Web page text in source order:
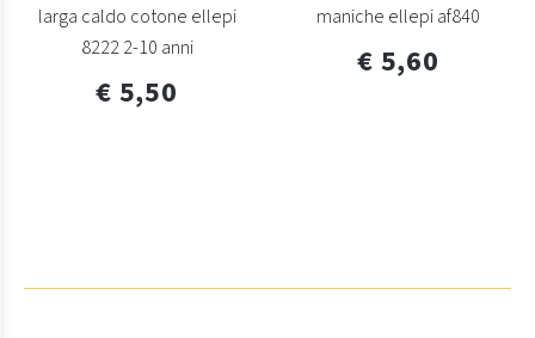
larga caldo cotone ellepi
8222 2-10 anni
€ 5,50
maniche ellepi af840
€ 5,60